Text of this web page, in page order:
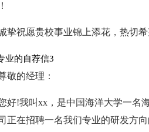
挚祝愿贵校事业锦上添花，热切
业的自荐信3
敬的经理：
好!我叫xx，是中国海洋大学一名
正在招聘一名我们专业的研发方